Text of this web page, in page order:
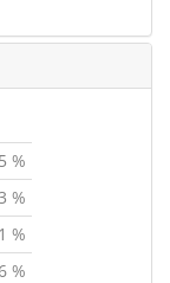
%
%
1 %
%